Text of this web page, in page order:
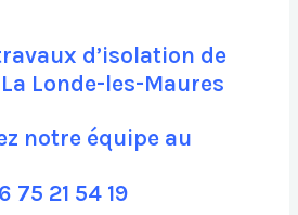
d’isolation de
Londe-les-Maures
notre équipe au
75 21 54 19